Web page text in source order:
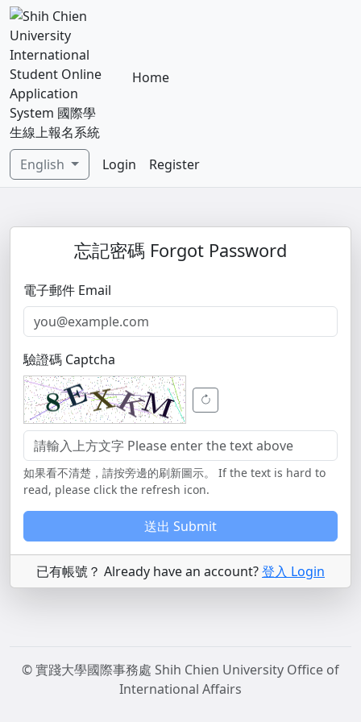
Home
English Login Register
忘記密碼 Forgot Password
電子郵件 Email
驗證碼 Captcha
如果看不清楚，請按旁邊的刷新圖示。 If the text is hard to
read, please click the refresh icon.
送出 Submit
已有帳號？ Already have an account?登入 Login
©實踐大學國際事務處 Shih Chien University Office of
International Affairs